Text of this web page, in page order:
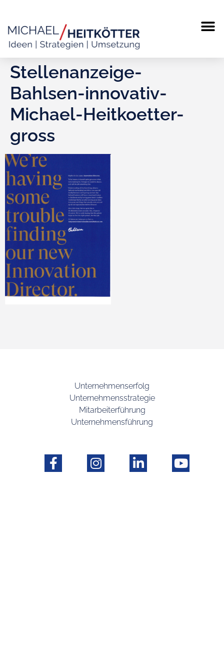
Stellenanzeige-
Bahlsen-innovativ-
Michael-Heitkoetter-
gross
Unternehmenserfolg
Unternehmensstrategie
Mitarbeiterführung
Unternehmensführung